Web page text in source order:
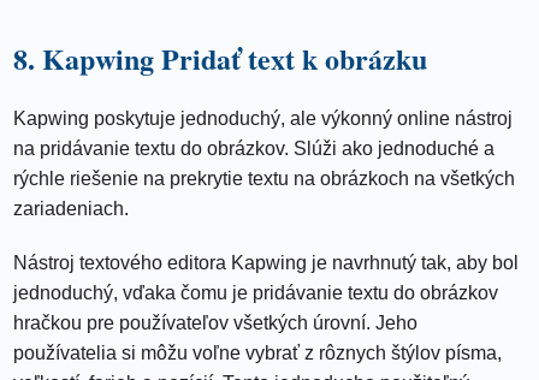
8. Kapwing Pridať text k obrázku
Kapwing poskytuje jednoduchý, ale výkonný online nástroj
na pridávanie textu do obrázkov. Slúži ako jednoduché a
rýchle riešenie na prekrytie textu na obrázkoch na všetkých
zariadeniach.
Nástroj textového editora Kapwing je navrhnutý tak, aby bol
jednoduchý, vďaka čomu je pridávanie textu do obrázkov
hračkou pre používateľov všetkých úrovní. Jeho
používatelia si môžu voľne vybrať z rôznych štýlov písma,